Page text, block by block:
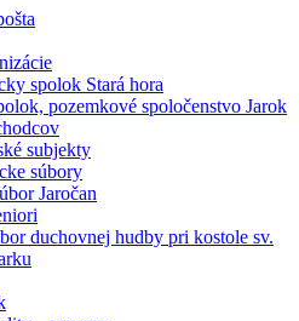
spolok Stará hora
pozemkové spoločenstvo Jarok
subjekty
súbory
Jaročan
duchovnej hudby pri kostole sv.